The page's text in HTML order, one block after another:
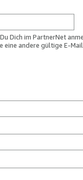
Dich im PartnerNet
eine andere gültige E-